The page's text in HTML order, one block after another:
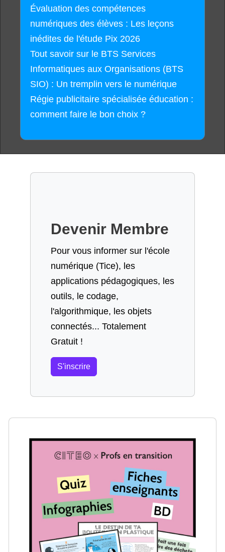
Évaluation des compétences
numériques des élèves : Les leçons
inédites de l'étude Pix 2026
Tout savoir sur le BTS Services
Informatiques aux Organisations (BTS
SIO) : Un tremplin vers le numérique
Régie publicitaire spécialisée éducation :
comment faire le bon choix ?
Devenir Membre
Pour vous informer sur l'école
numérique (Tice), les
applications pédagogiques, les
outils, le codage,
l'algorithmique, les objets
connectés... Totalement
Gratuit !
S'inscrire